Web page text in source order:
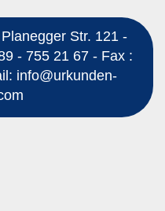
Str. 121 -
- 755 21 67 - Fax :
info@urkunden-